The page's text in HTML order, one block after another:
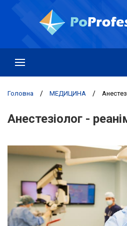
Головна / МЕДИЦИНА /
Анестезіолог -